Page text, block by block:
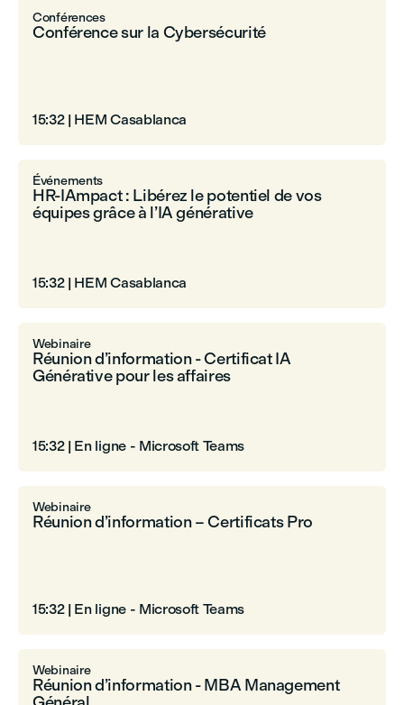
Conférences
Conférence sur la Cybersécurité
15:32| HEM Casablanca
Événements
HR-IAmpact : Libérez le potentiel de vos
équipes grâce à l’IA générative
15:32| HEM Casablanca
Webinaire
Réunion d’information - Certificat IA
Générative pour les affaires
15:32| En ligne - Microsoft Teams
Webinaire
Réunion d’information – Certificats Pro
15:32| En ligne - Microsoft Teams
Webinaire
Réunion d’information - MBA Management